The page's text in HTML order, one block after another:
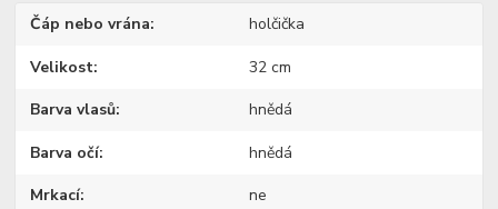
Čáp nebo vrána holčička
Velikost 32 cm
Barva vlasů hnědá
Barva očí hnědá
Mrkací ne